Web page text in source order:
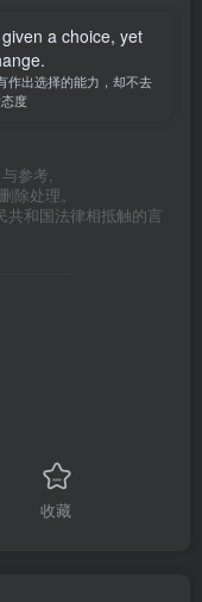
a choice, yet
作出选择的能力，却不去
度
参考,
除处理。
和国法律相抵触的言
收藏